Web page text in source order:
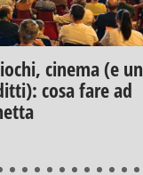
cinema (e un
cosa fare ad